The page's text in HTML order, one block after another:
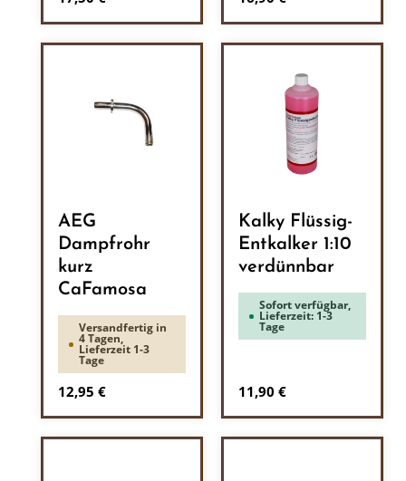
AEG
Dampfrohr
kurz
CaFamosa
Versandfertig in
4 Tagen,
Lieferzeit 1-3
Tage
Regulärer Preis:
12,95 €
Kalky Flüssig-
Entkalker 1:10
verdünnbar
Sofort verfügbar,
Lieferzeit: 1-3
Tage
Regulärer Preis:
11,90 €